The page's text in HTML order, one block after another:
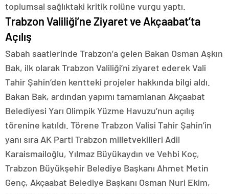
toplumsal sağlıktaki kritik rolüne vurgu yaptı.
Trabzon Valiliği’ne Ziyaret ve Akçaabat’ta
Açılış
Sabah saatlerinde Trabzon’a gelen Bakan Osman Aşkın
Bak, ilk olarak Trabzon Valiliği’ni ziyaret ederek Vali
Tahir Şahin’den kentteki projeler hakkında bilgi aldı.
Bakan Bak, ardından yapımı tamamlanan Akçaabat
Belediyesi Yarı Olimpik Yüzme Havuzu’nun açılış
törenine katıldı. Törene Trabzon Valisi Tahir Şahin’in
yanı sıra AK Parti Trabzon milletvekilleri Adil
Karaismailoğlu, Yılmaz Büyükaydın ve Vehbi Koç,
Trabzon Büyükşehir Belediye Başkanı Ahmet Metin
Genç, Akçaabat Belediye Başkanı Osman Nuri Ekim,